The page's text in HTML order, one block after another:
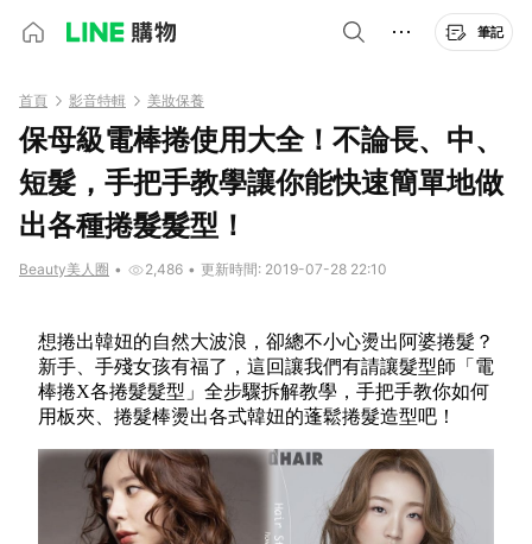
筆記
首頁 影音特輯 美妝保養
保母級電棒捲使用大全！不論長、中、
短髮，手把手教學讓你能快速簡單地做
出各種捲髮髮型！
Beauty美人圈 • 2,486 • 更新時間: 2019-07-28 22:10
想捲出韓妞的自然大波浪，卻總不小心燙出阿婆捲髮？
新手、手殘女孩有福了，這回讓我們有請讓髮型師「電
棒捲X各捲髮髮型」全步驟拆解教學，手把手教你如何
用板夾、捲髮棒燙出各式韓妞的蓬鬆捲髮造型吧！